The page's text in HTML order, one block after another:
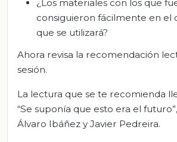
¿Los materiales con los que
consiguieron fácilmente en el
que se utilizará?
Ahora revisa la recomendación
sesión.
La lectura que se te recomienda
“Se suponía que esto era el
Álvaro Ibáñez y Javier Pedreira.